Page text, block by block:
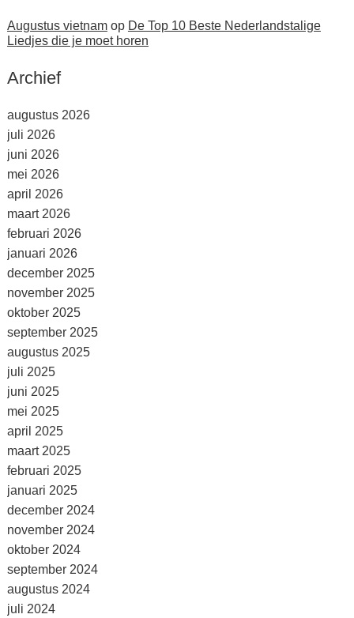
Augustus vietnamop De Top 10 Beste Nederlandstalige
Liedjes die je moet horen
Archief
augustus 2026
juli 2026
juni 2026
mei 2026
april 2026
maart 2026
februari 2026
januari 2026
december 2025
november 2025
oktober 2025
september 2025
augustus 2025
juli 2025
juni 2025
mei 2025
april 2025
maart 2025
februari 2025
januari 2025
december 2024
november 2024
oktober 2024
september 2024
augustus 2024
juli 2024